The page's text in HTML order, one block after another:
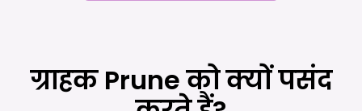
ग्राहक Prune को क्यों पसंद